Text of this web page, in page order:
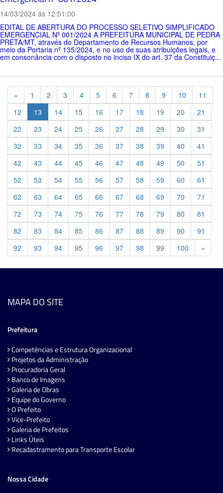
14/03/2024 ás 12:51:00
EDITAL DE ABERTURA DO PROCESSO SELETIVO SIMPLIFICADO
EMERGENCIAL Nº 001/2024 A PREFEITURA MUNICIPAL DE PEDRA
PRETA/MT, através do Departamento de Recursos Humanos, por
meio da Portaria nº 135/2024, e no uso de suas atribuições legais, e
em consonância com o disposto no inciso IX do art. 37 da Constituiç...
« Previous
1 2 3 4 5 6 7 8 9 10
11
12
13 14 15 16 17 18 19 20
21
22
23 24 25 26 27 28 29 30
31
32
33 34 35 36 37 38 39 40
41
42
43 44 45 46 47 48 49 50
51
52
53 54 55 56 57 58 59 60
61
62
63 64 65 66 67 68 69 70
71
72
73 74 75 76 77 78 79 80
81
82
83 84 85 86 87 88 89 90
91
92
93 94 95 96 97 98 99 100 »
MAPA DO SITE
Prefeitura
Competências e Estrutura Organizacional
Projetos da Administração
Procuradoria Geral
Banco de Imagens
Galeria de Obras
Equipe do Governo
O Prefeito
Vice-Prefeito
Galeria de Prefeitos
Links Úteis
Recadastramento para Transporte Escolar
Nossa Cidade